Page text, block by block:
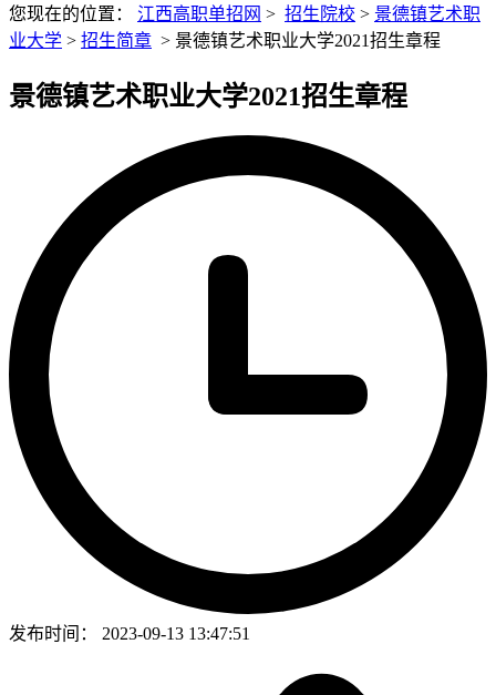
您现在的位置： 江西高职单招网 > 招生院校 > 景德镇艺术职
业大学 > 招生简章 > 景德镇艺术职业大学2021招生章程
景德镇艺术职业大学2021招生章程
发布时间： 2023-09-13 13:47:51